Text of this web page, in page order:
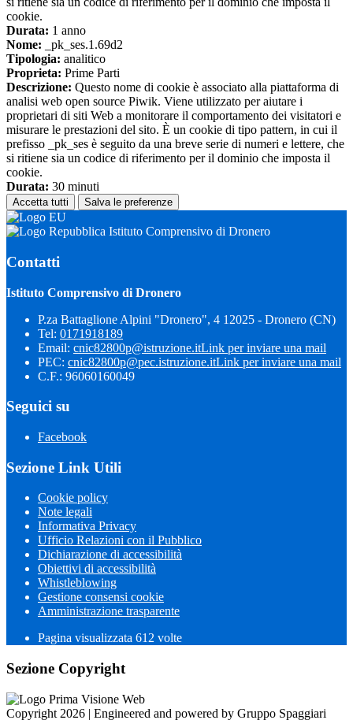
cookie.
Durata: 1 anno
Nome: _pk_ses.1.69d2
Tipologia: analitico
Proprieta: Prime Parti
Descrizione: Questo nome di cookie è associato alla piattaforma di
analisi web open source Piwik. Viene utilizzato per aiutare i
proprietari di siti Web a monitorare il comportamento dei visitatori e
misurare le prestazioni del sito. È un cookie di tipo pattern, in cui il
prefisso _pk_ses è seguito da una breve serie di numeri e lettere, che
si ritiene sia un codice di riferimento per il dominio che imposta il
cookie.
Durata: 30 minuti
Accetta tutti Salva le preferenze
Istituto Comprensivo di Dronero
Contatti
Istituto Comprensivo di Dronero
P.za Battaglione Alpini "Dronero", 4 12025 - Dronero (CN)
Tel: 0171918189
Email: cnic82800p@istruzione.itLink per inviare una mail
PEC: cnic82800p@pec.istruzione.itLink per inviare una mail
C.F.: 96060160049
Seguici su
Facebook
Sezione Link Utili
Cookie policy
Note legali
Informativa Privacy
Ufficio Relazioni con il Pubblico
Dichiarazione di accessibilità
Obiettivi di accessibilità
Whistleblowing
Gestione consensi cookie
Amministrazione trasparente
Pagina visualizzata 612 volte
Sezione Copyright
Copyright 2026 | Engineered and powered by Gruppo Spaggiari